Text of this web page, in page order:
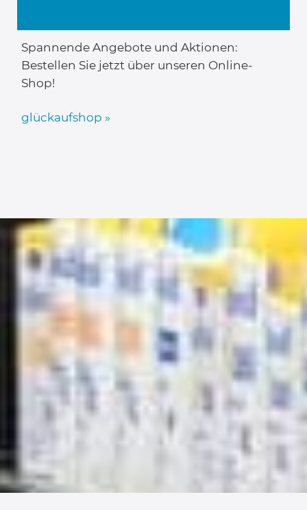
Spannende Angebote und Aktionen:
Bestellen Sie jetzt über unseren Online-
Shop!
glückaufshop »